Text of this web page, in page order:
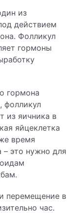
из
действием
Фолликул
гормоны
гормона
фолликул
из яичника в
яйцеклетка
время
– это нужно для
перемещение в
час.